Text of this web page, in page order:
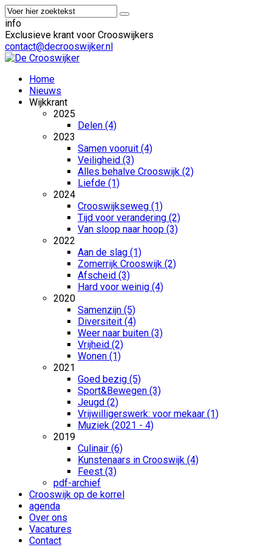
info
Exclusieve krant voor Crooswijkers
contact@decrooswijker.nl
Home
Nieuws
Wijkkrant
2025
Delen (4)
2023
Samen vooruit (4)
Veiligheid (3)
Alles behalve Crooswijk (2)
Liefde (1)
2024
Crooswijkseweg (1)
Tijd voor verandering (2)
Van sloop naar hoop (3)
2022
Aan de slag (1)
Zomerrijk Crooswijk (2)
Afscheid (3)
Hard voor weinig (4)
2020
Samenzijn (5)
Diversiteit (4)
Weer naar buiten (3)
Vrijheid (2)
Wonen (1)
2021
Goed bezig (5)
Sport&Bewegen (3)
Jeugd (2)
Vrijwilligerswerk: voor mekaar (1)
Muziek (2021 - 4)
2019
Culinair (6)
Kunstenaars in Crooswijk (4)
Feest (3)
pdf-archief
Crooswijk op de korrel
agenda
Over ons
Vacatures
Contact